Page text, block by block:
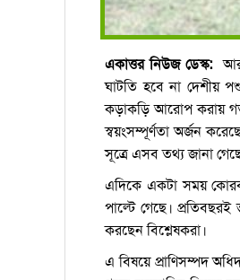
একাত্তর নিউজ ডেস্ক:
ঘাটতি হবে না দেশীয়
কড়াকড়ি আরোপ করায়
স্বয়ংসম্পূর্ণতা অর্জন
সূত্রে এসব তথ্য জানা
এদিকে একটা সময়
পাল্টে গেছে।
করছেন বিশ্লেষকরা।
এ বিষয়ে প্রাণিসম্পদ